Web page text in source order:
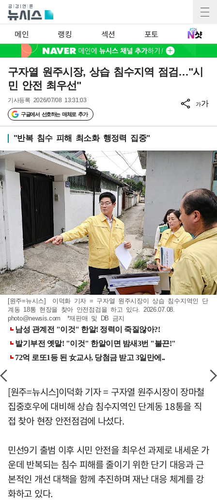
메인 랭킹 섹션 포토
구자열 원주시장, 상습 침수지역 점검…"시
민 안전 최우선"
기사등록 2026/07/08 13:31:03
구글에서 선호하는 매체로 추가
가가
"반복 침수 피해 최소화 행정력 집중"
[원주=뉴시스] 이덕화 기자 = 구자열 원주시장이 상습 침수지역인 단
계동 18통 현장을 찾아 안전점검을 하고 있다. 2026.07.08.
photo@newsis.com *재판매 및 DB 금지
[원주=뉴시스]이덕화 기자 = 구자열 원주시장이 장마철
집중호우에 대비해 상습 침수지역인 단계동 18통을 직
접 찾아 현장 안전점검에 나섰다.
민선9기 출범 이후 시민 안전을 최우선 과제로 내세운 가
운데 반복되는 침수 피해를 줄이기 위한 단기 대응과 근
본적인 개선 대책을 함께 추진하며 재난 대응 체계를 강
화하고 있다.